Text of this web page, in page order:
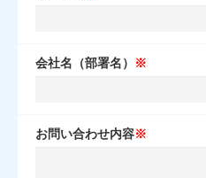
会社名（部署名） ※
お問い合わせ内容※